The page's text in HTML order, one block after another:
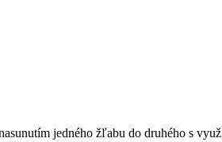
jedného žľabu do druhého s